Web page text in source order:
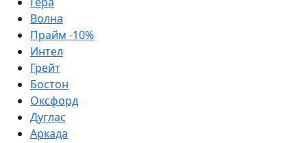
Волна
Прайм -10%
Интел
Грейт
Бостон
Оксфорд
Дуглас
Аркада